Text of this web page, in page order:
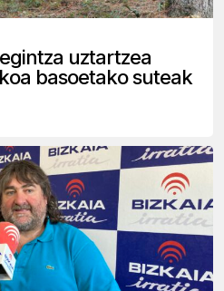
uztartzea
basoetako suteak